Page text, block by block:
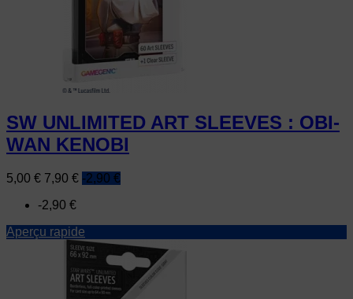
SW UNLIMITED ART SLEEVES : OBI-
WAN KENOBI
Prix
5,00 € Prix
base
7,90 € -2,90 €
-2,90 €
Aperçu rapide